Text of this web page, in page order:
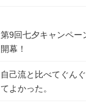
第9回七夕キャンペ
開幕！
自己流と比べてぐん
てよかった。